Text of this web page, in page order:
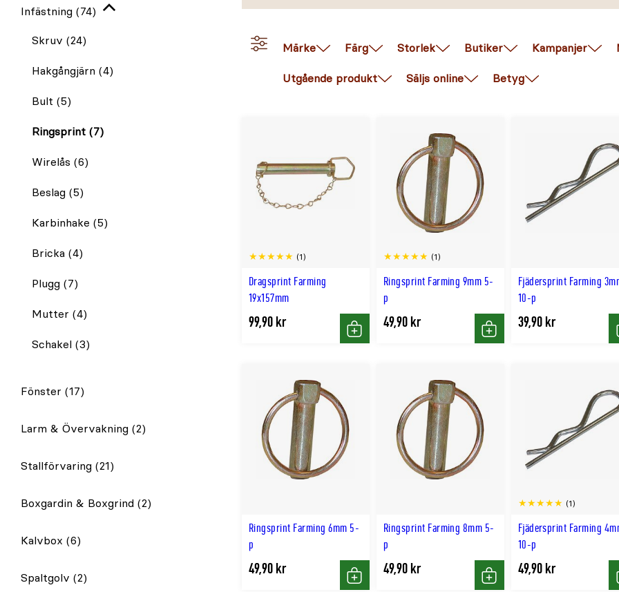
Infästning (74)
Skruv (24)
Hakgångjärn (4)
Bult (5)
Ringsprint (7)
Wirelås (6)
Beslag (5)
Karbinhake (5)
Bricka (4)
Plugg (7)
Mutter (4)
Schakel (3)
Fönster (17)
Larm & Övervakning (2)
Stallförvaring (21)
Boxgardin & Boxgrind (2)
Kalvbox (6)
Spaltgolv (2)
Märke Färg Storlek Butiker Kampanjer
Utgående produkt Säljs online Betyg
Dragsprint Farming
19x157mm
(1)
99,90 kr
Köp
Ringsprint Farming 9mm 5-
p
(1)
49,90 kr
Köp
Fjädersprint Farming
10-p
39,90 kr
Ringsprint Farming 6mm 5-
p
49,90 kr
Köp
Ringsprint Farming 8mm 5-
p
49,90 kr
Köp
Fjädersprint Farming
10-p
(1)
49,90 kr